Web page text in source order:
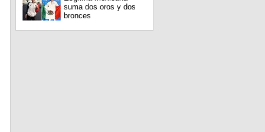
suma dos oros y dos
bronces